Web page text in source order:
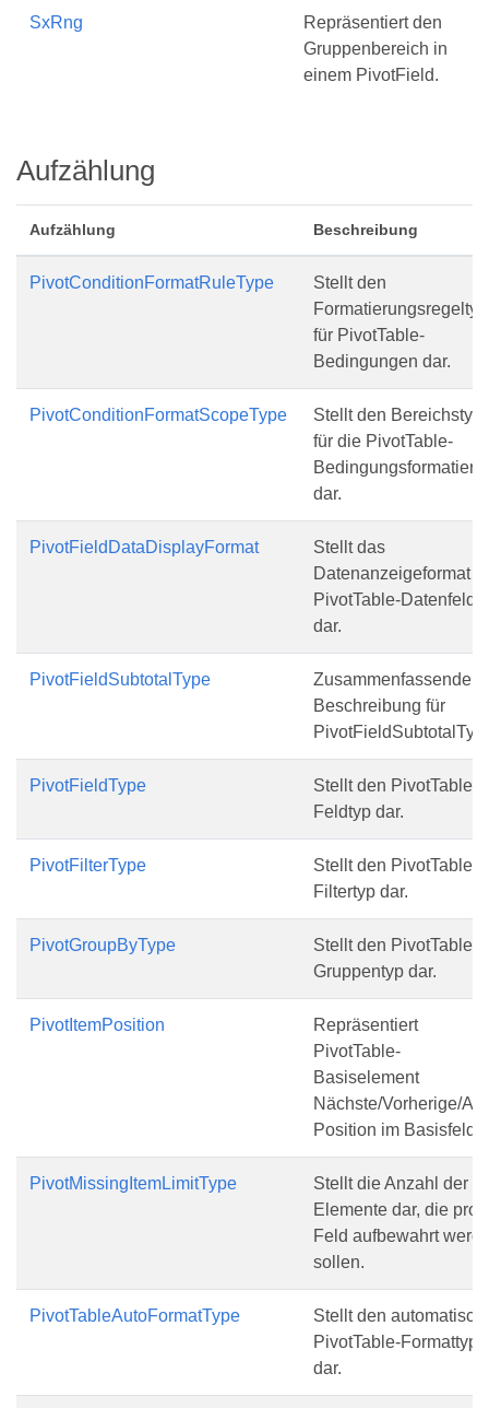
SxRng
Repräsentiert den
Gruppenbereich in
einem PivotField.
Aufzählung
Aufzählung Beschreibung
PivotConditionFormatRuleType
Stellt den
Formatierungsregeltyp
für PivotTable-
Bedingungen dar.
PivotConditionFormatScopeType
Stellt den Bereichstyp
für die PivotTable-
dar.
PivotFieldDataDisplayFormat
Stellt das
Datenanzeigeformat
PivotTable-Datenfeld
dar.
PivotFieldSubtotalType
Zusammenfassende
Beschreibung für
PivotFieldType
Stellt den PivotTable-
Feldtyp dar.
PivotFilterType
Stellt den PivotTable-
Filtertyp dar.
PivotGroupByType
Stellt den PivotTable-
Gruppentyp dar.
PivotItemPosition
Repräsentiert
PivotTable-
Basiselement
Nächste/Vorherige/
Position im Basisfeld .
PivotMissingItemLimitType
Stellt die Anzahl der
Elemente dar, die pro
Feld aufbewahrt
sollen.
PivotTableAutoFormatType
Stellt den
PivotTable-Formattyp
dar.